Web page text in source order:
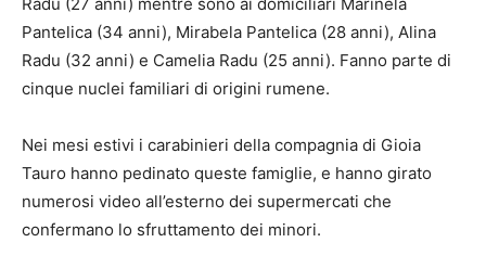
Pantelica (34 anni), Mirabela Pantelica (28 anni), Alina
Radu (32 anni) e Camelia Radu (25 anni). Fanno parte di
cinque nuclei familiari di origini rumene.
Nei mesi estivi i carabinieri della compagnia di Gioia
Tauro hanno pedinato queste famiglie, e hanno girato
numerosi video all’esterno dei supermercati che
confermano lo sfruttamento dei minori.